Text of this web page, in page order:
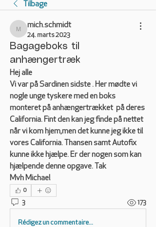
Tilbage
mich.schmidt
mich.schmidt
24. marts 2023
Bagageboks til
anhængertræk
Hej alle
Vi var på Sardinen sidste . Her mødte vi
nogle unge tyskere med en boks
monteret på anhængertrækket  på deres
California. Fint den kan jeg finde på nettet
når vi kom hjem,men det kunne jeg ikke til
vores California. Thansen samt Autofix
kunne ikke hjælpe. Er der nogen som kan
hjælpende denne opgave. Tak
Mvh Michael
0
3 173
Rédigez un commentaire...